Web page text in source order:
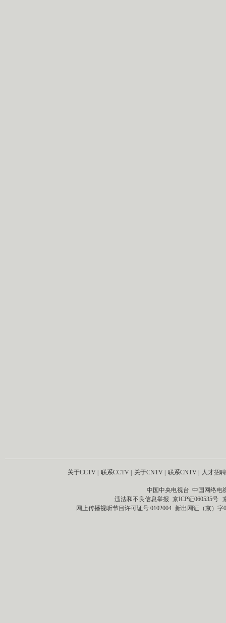
关于CCTV 联系CCTV 关于CNTV 联系CNTV 人才招聘
中国中央电视台 中国网络电
违法和不良信息举报 京ICP证060535号
网上传播视听节目许可证号 0102004 新出网证（京）